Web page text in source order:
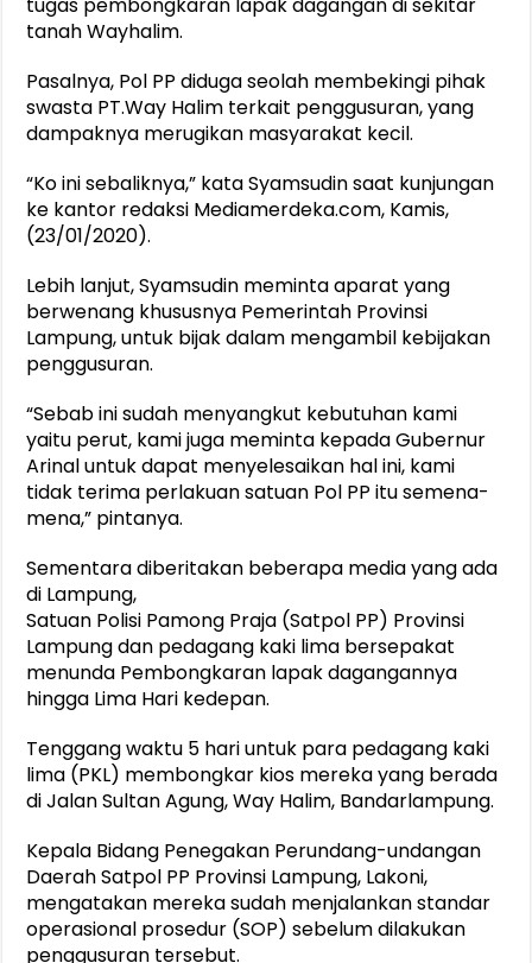
tanah Wayhalim.
Pasalnya, Pol PP diduga seolah membekingi pihak
swasta PT.Way Halim terkait penggusuran, yang
dampaknya merugikan masyarakat kecil.
“Ko ini sebaliknya,” kata Syamsudin saat kunjungan
ke kantor redaksi Mediamerdeka.com, Kamis,
(23/01/2020).
Lebih lanjut, Syamsudin meminta aparat yang
berwenang khususnya Pemerintah Provinsi
Lampung, untuk bijak dalam mengambil kebijakan
penggusuran.
“Sebab ini sudah menyangkut kebutuhan kami
yaitu perut, kami juga meminta kepada Gubernur
Arinal untuk dapat menyelesaikan hal ini, kami
tidak terima perlakuan satuan Pol PP itu semena-
mena,” pintanya.
Sementara diberitakan beberapa media yang ada
di Lampung,
Satuan Polisi Pamong Praja (Satpol PP) Provinsi
Lampung dan pedagang kaki lima bersepakat
menunda Pembongkaran lapak dagangannya
hingga Lima Hari kedepan.
Tenggang waktu 5 hari untuk para pedagang kaki
lima (PKL) membongkar kios mereka yang berada
di Jalan Sultan Agung, Way Halim, Bandarlampung.
Kepala Bidang Penegakan Perundang-undangan
Daerah Satpol PP Provinsi Lampung, Lakoni,
mengatakan mereka sudah menjalankan standar
operasional prosedur (SOP) sebelum dilakukan
penggusuran tersebut.